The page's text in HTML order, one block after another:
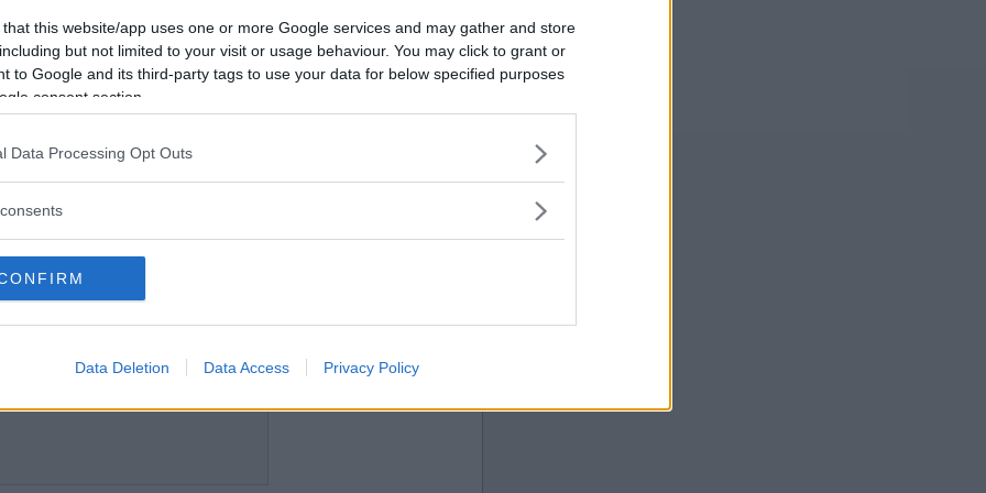
that this website/app uses one or more Google services and may gather and store
but not limited to your visit or usage behaviour. You may click to grant or
to Google and its third-party tags to use your data for below specified purposes
consent section.
Data Processing Opt Outs
Data Deletion Data Access Privacy Policy
Vill du bli
medlem?